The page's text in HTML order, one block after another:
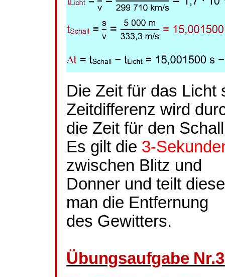
Die Zeit für das Licht
Zeitdifferenz wird
die Zeit für den
Es gilt die 3-
zwischen Blitz und
Donner und teilt
man die Entfernung
des Gewitters.
Übungsaufgabe Nr.3